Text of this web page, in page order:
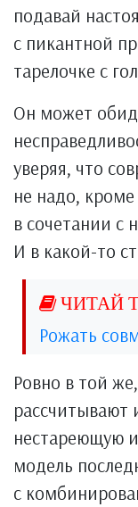
подавай
с пикантной
тарелочке с
Он может
уверяя, что
не надо, кроме
в сочетании
И в какой-то
Рожать
Ровно в той
рассчитывают
нестареющую
модель
с